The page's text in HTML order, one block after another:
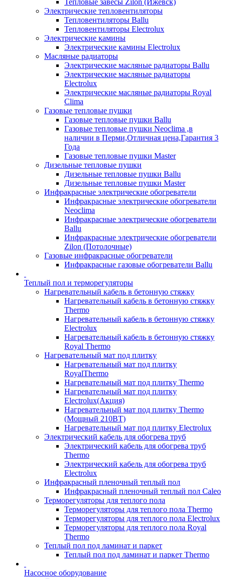
Тепловые завесы Zilon (Ижевск)
Электрические тепловентиляторы
Тепловентиляторы Ballu
Тепловентиляторы Electrolux
Электрические камины
Электрические камины Electrolux
Масляные радиаторы
Электрические масляные радиаторы Ballu
Электрические масляные радиаторы
Electrolux
Электрические масляные радиаторы Royal
Clima
Газовые тепловые пушки
Газовые тепловые пушки Ballu
Газовые тепловые пушки Neoclima ,в
наличии в Перми,Отличная цена,Гарантия 3
Года
Газовые тепловые пушки Master
Дизельные тепловые пушки
Дизельные тепловые пушки Ballu
Дизельные тепловые пушки Master
Инфракрасные электрические обогреватели
Инфракрасные электрические обогреватели
Neoclima
Инфракрасные электрические обогреватели
Ballu
Инфракрасные электрические обогреватели
Zilon (Потолочные)
Газовые инфракрасные обогреватели
Инфракрасные газовые обогреватели Ballu
Теплый пол и терморегуляторы
Нагревательный кабель в бетонную стяжку
Нагревательный кабель в бетонную стяжку
Thermo
Нагревательный кабель в бетонную стяжку
Electrolux
Нагревательный кабель в бетонную стяжку
Royal Thermo
Нагревательный мат под плитку
Нагревательный мат под плитку
RoyalThermo
Нагревательный мат под плитку Thermo
Нагревательный мат под плитку
Electrolux(Акция)
Нагревательный мат под плитку Thermo
(Мощный 210ВТ)
Нагревательный мат под плитку Electrolux
Электрический кабель для обогрева труб
Электрический кабель для обогрева труб
Thermo
Электрический кабель для обогрева труб
Electrolux
Инфракрасный пленочный теплый пол
Инфракрасный пленочный теплый пол Caleo
Терморегуляторы для теплого пола
Терморегуляторы для теплого пола Thermo
Терморегуляторы для теплого пола Electrolux
Терморегуляторы для теплого пола Royal
Thermo
Теплый пол под ламинат и паркет
Теплый пол под ламинат и паркет Thermo
Насосное оборудование